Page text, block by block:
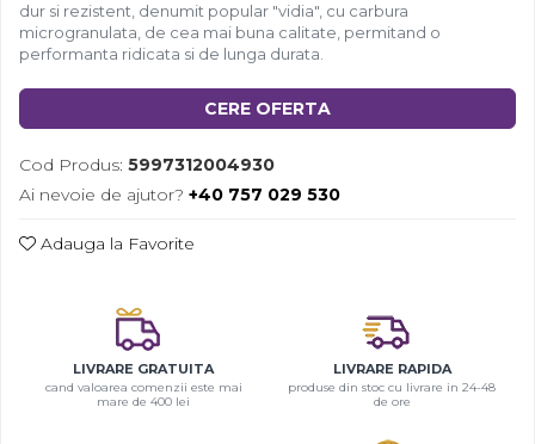
dur si rezistent, denumit popular "vidia", cu carbura
microgranulata, de cea mai buna calitate, permitand o
performanta ridicata si de lunga durata.
CERE OFERTA
Cod Produs: 5997312004930
Ai nevoie de ajutor? +40 757 029 530
Adauga la Favorite
LIVRARE GRATUITA
cand valoarea comenzii este mai
mare de 400 lei
LIVRARE RAPIDA
produse din stoc cu livrare in 24-48
de ore